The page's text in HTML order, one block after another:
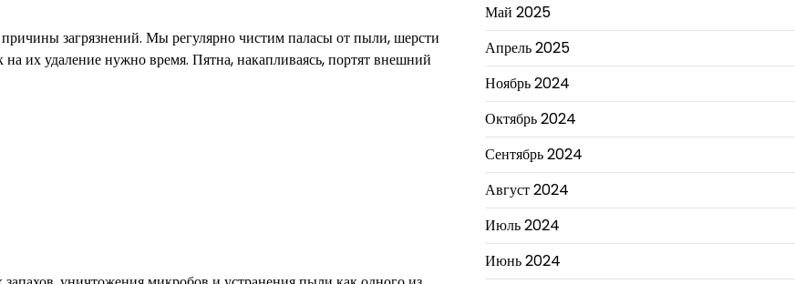
загрязнений. Мы регулярно чистим паласы от пыли, шерсти
на их удаление нужно время. Пятна, накапливаясь, портят внешний
Май 2025
Апрель 2025
Ноябрь 2024
Октябрь 2024
Сентябрь 2024
Август 2024
Июль 2024
Июнь 2024